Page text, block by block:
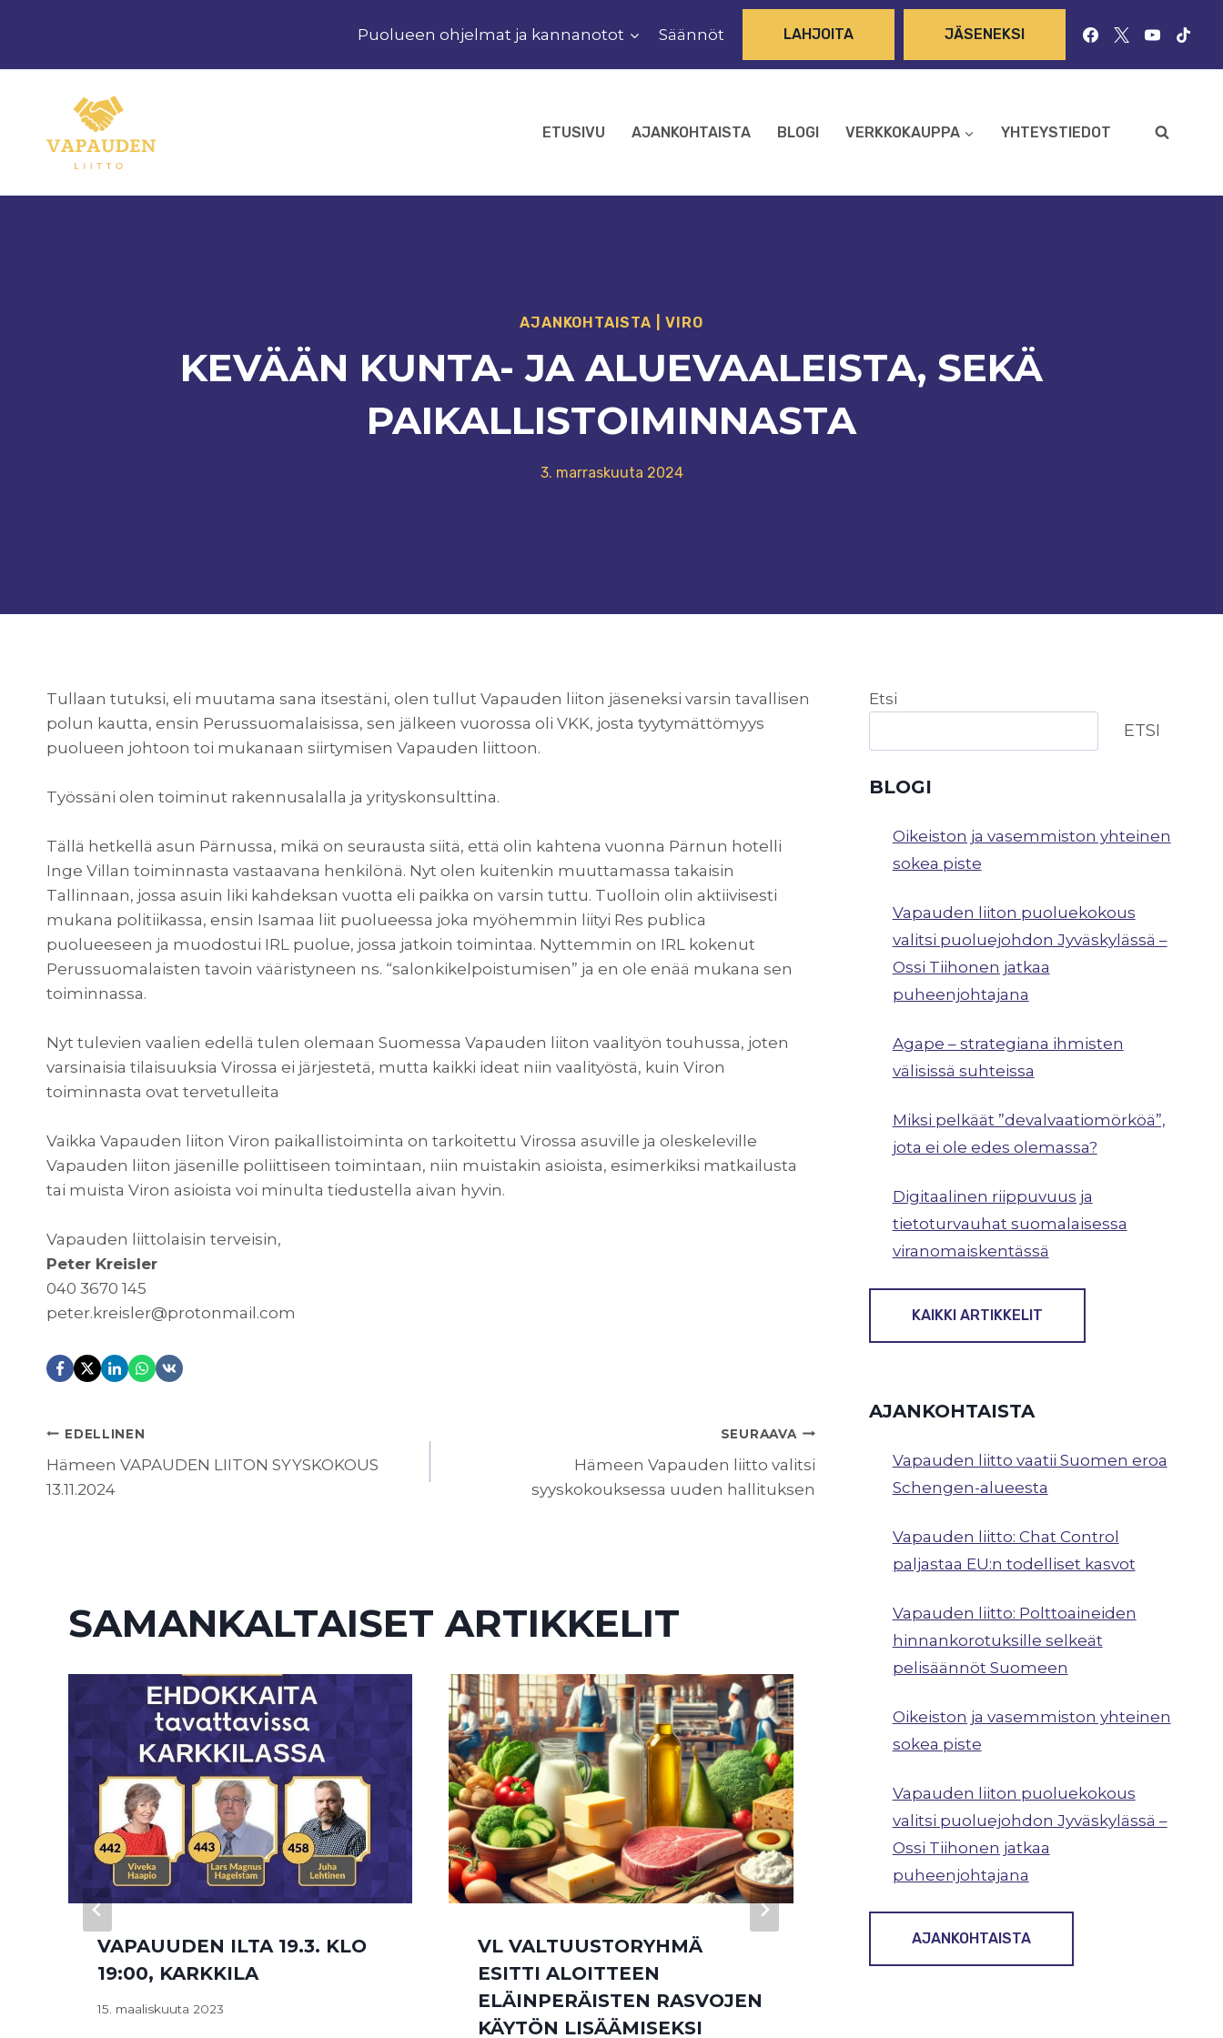
Puolueen ohjelmat ja kannanotot Säännöt LAHJOITA JÄSENEKSI
ETUSIVU AJANKOHTAISTA BLOGI VERKKOKAUPPA YHTEYSTIEDOT
AJANKOHTAISTA |VIRO
KEVÄÄN KUNTA- JA ALUEVAALEISTA, SEKÄ
PAIKALLISTOIMINNASTA
3. marraskuuta 2024
Tullaan tutuksi, eli muutama sana itsestäni, olen tullut Vapauden liiton jäseneksi varsin tavallisen
polun kautta, ensin Perussuomalaisissa, sen jälkeen vuorossa oli VKK, josta tyytymättömyys
puolueen johtoon toi mukanaan siirtymisen Vapauden liittoon.
Työssäni olen toiminut rakennusalalla ja yrityskonsulttina.
Tällä hetkellä asun Pärnussa, mikä on seurausta siitä, että olin kahtena vuonna Pärnun hotelli
Inge Villan toiminnasta vastaavana henkilönä. Nyt olen kuitenkin muuttamassa takaisin
Tallinnaan, jossa asuin liki kahdeksan vuotta eli paikka on varsin tuttu. Tuolloin olin aktiivisesti
mukana politiikassa, ensin Isamaa liit puolueessa joka myöhemmin liityi Res publica
puolueeseen ja muodostui IRL puolue, jossa jatkoin toimintaa. Nyttemmin on IRL kokenut
Perussuomalaisten tavoin vääristyneen ns. “salonkikelpoistumisen” ja en ole enää mukana sen
toiminnassa.
Nyt tulevien vaalien edellä tulen olemaan Suomessa Vapauden liiton vaalityön touhussa, joten
varsinaisia tilaisuuksia Virossa ei järjestetä, mutta kaikki ideat niin vaalityöstä, kuin Viron
toiminnasta ovat tervetulleita
Vaikka Vapauden liiton Viron paikallistoiminta on tarkoitettu Virossa asuville ja oleskeleville
Vapauden liiton jäsenille poliittiseen toimintaan, niin muistakin asioista, esimerkiksi matkailusta
tai muista Viron asioista voi minulta tiedustella aivan hyvin.
Vapauden liittolaisin terveisin,
Peter Kreisler
040 3670 145
peter.kreisler@protonmail.com
ARTIKKELIEN
SELAUS
EDELLINEN
Hämeen VAPAUDEN LIITON SYYSKOKOUS
13.11.2024
SEURAAVA
Hämeen Vapauden liitto valitsi
syyskokouksessa uuden hallituksen
SAMANKALTAISET ARTIKKELIT
VAPAUUDEN ILTA 19.3. KLO
19:00, KARKKILA
15. maaliskuuta 2023
VL VALTUUSTORYHMÄ
ESITTI ALOITTEEN
ELÄINPERÄISTEN RASVOJEN
KÄYTÖN LISÄÄMISEKSI
NYKYINEN
MAAHANMUUTTOPOLITIIKK
Etsi
ETSI
BLOGI
Oikeiston ja vasemmiston yhteinen
sokea piste
Vapauden liiton puoluekokous
valitsi puoluejohdon Jyväskylässä –
Ossi Tiihonen jatkaa
puheenjohtajana
Agape – strategiana ihmisten
välisissä suhteissa
Miksi pelkäät ”devalvaatiomörköä”,
jota ei ole edes olemassa?
Digitaalinen riippuvuus ja
tietoturvauhat suomalaisessa
viranomaiskentässä
KAIKKI ARTIKKELIT
AJANKOHTAISTA
Vapauden liitto vaatii Suomen eroa
Schengen-alueesta
Vapauden liitto: Chat Control
paljastaa EU:n todelliset kasvot
Vapauden liitto: Polttoaineiden
hinnankorotuksille selkeät
pelisäännöt Suomeen
Oikeiston ja vasemmiston yhteinen
sokea piste
Vapauden liiton puoluekokous
valitsi puoluejohdon Jyväskylässä –
Ossi Tiihonen jatkaa
puheenjohtajana
AJANKOHTAISTA